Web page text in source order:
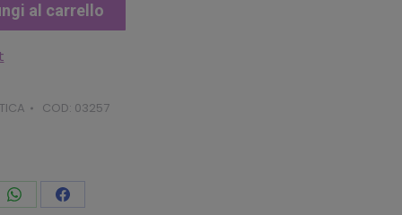
al carrello
COD: 03257
CondividiCondividi